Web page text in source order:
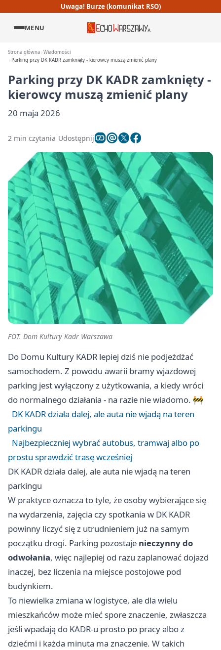
Uwaga! Burze (komunikat RSO)
MENU
Strona główna Wiadomości
Parking przy DK KADR zamknięty - kierowcy muszą zmienić plany
Parking przy DK KADR zamknięty -
kierowcy muszą zmienić plany
20 maja 2026
2 min czytania Udostępnij
FOT. Dom Kultury Kadr Warszawa
Do Domu Kultury KADR lepiej dziś nie podjeżdżać
samochodem. Z powodu awarii bramy wjazdowej
parking jest wyłączony z użytkowania, a kiedy wróci
do normalnego działania - na razie nie wiadomo. 🚧
DK KADR działa dalej, ale auta nie wjadą na teren
parkingu
Najbezpieczniej wybrać autobus, tramwaj albo po
prostu sprawdzić trasę wcześniej
DK KADR działa dalej, ale auta nie wjadą na teren
parkingu
W praktyce oznacza to tyle, że osoby wybierające się
na wydarzenia, zajęcia czy spotkania w DK KADR
powinny liczyć się z utrudnieniem już na samym
początku drogi. Parking pozostaje nieczynny do
odwołania, więc najlepiej od razu zaplanować dojazd
inaczej, bez liczenia na miejsce postojowe pod
budynkiem.
To niewielka zmiana w logistyce, ale dla wielu
mieszkańców może mieć spore znaczenie, zwłaszcza
jeśli wpadają do KADR-u prosto po pracy albo z
dziećmi i każda minuta ma znaczenie. W takich